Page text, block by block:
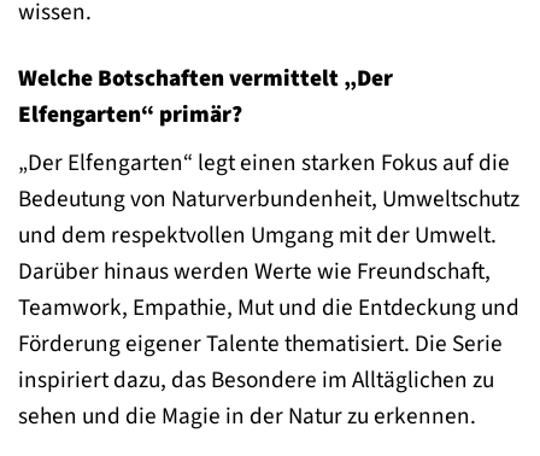
wissen.
Welche Botschaften vermittelt „Der
Elfengarten“ primär?
„Der Elfengarten“ legt einen starken Fokus auf die
Bedeutung von Naturverbundenheit, Umweltschutz
und dem respektvollen Umgang mit der Umwelt.
Darüber hinaus werden Werte wie Freundschaft,
Teamwork, Empathie, Mut und die Entdeckung und
Förderung eigener Talente thematisiert. Die Serie
inspiriert dazu, das Besondere im Alltäglichen zu
sehen und die Magie in der Natur zu erkennen.